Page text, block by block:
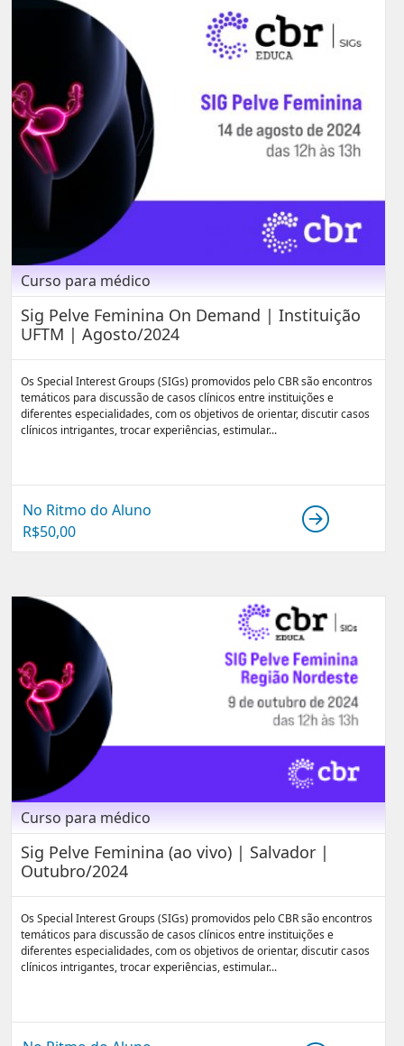
Curso para médico
Sig Pelve Feminina On Demand | Instituição
UFTM | Agosto/2024
Os Special Interest Groups (SIGs) promovidos pelo CBR são encontros
temáticos para discussão de casos clínicos entre instituições e
diferentes especialidades, com os objetivos de orientar, discutir casos
clínicos intrigantes, trocar experiências, estimular...
No Ritmo do Aluno
R$50,00
Curso para médico
Sig Pelve Feminina (ao vivo) | Salvador |
Outubro/2024
Os Special Interest Groups (SIGs) promovidos pelo CBR são encontros
temáticos para discussão de casos clínicos entre instituições e
diferentes especialidades, com os objetivos de orientar, discutir casos
clínicos intrigantes, trocar experiências, estimular...